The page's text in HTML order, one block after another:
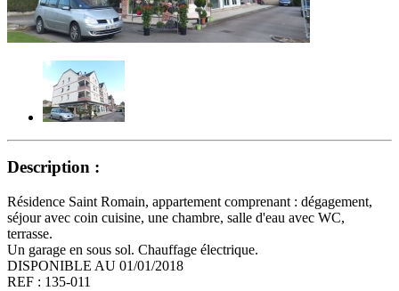
Description :
Résidence Saint Romain, appartement comprenant : dégagement,
séjour avec coin cuisine, une chambre, salle d'eau avec WC,
terrasse.
Un garage en sous sol. Chauffage électrique.
DISPONIBLE AU 01/01/2018
REF : 135-011